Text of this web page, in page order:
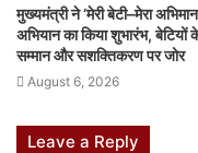
b
o
o
k
A
p
p
मुख्यमंत्री ने ‘मेरी बेटी–मेरा
अभियान का किया शुभारंभ, बेटियों
सम्मान और सशक्तिकरण पर जोर
August 6, 2026
Leave a Reply